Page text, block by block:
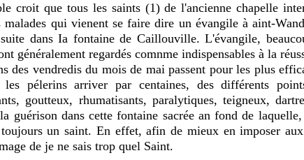
croit que tous les saints (1) de l'ancienne chapelle
malades qui vienent se faire dire un évangile à aint-
dans Ia fontaine de Caillouville. L'évangile,
généralement regardés comnme indispensables à la
des vendredis du mois de mai passent pour les plus
les pélerins arriver par centaines, des différents
goutteux, rhumatisants, paralytiques, teigneux,
guérison dans cette fontaine sacrée an fond de
un saint. En effet, afin de mieux en imposer
de je ne sais trop quel Saint.